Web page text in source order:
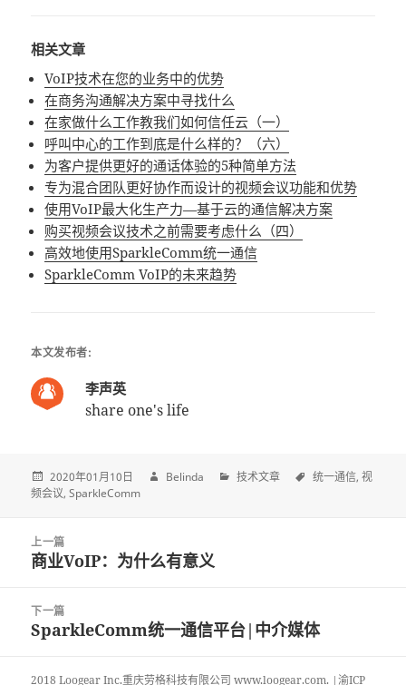
相关文章
VoIP技术在您的业务中的优势
在商务沟通解决方案中寻找什么
在家做什么工作教我们如何信任云（一）
呼叫中心的工作到底是什么样的？（六）
为客户提供更好的通话体验的5种简单方法
专为混合团队更好协作而设计的视频会议功能和优势
使用VoIP最大化生产力—基于云的通信解决方案
购买视频会议技术之前需要考虑什么（四）
高效地使用SparkleComm统一通信
SparkleComm VoIP的未来趋势
本文发布者:
李声英
share one's life
2020年01月10日 Belinda 技术文章 统一通信 视
频会议 SparkleComm
navigation
上一篇
上
篇
文
商业VoIP：为什么有意义
下一篇
下
篇
SparkleComm统一通信平台|中介媒体
2018 Loogear Inc.重庆劳格科技有限公司 www.loogear.com. |渝ICP